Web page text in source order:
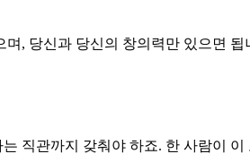
, 당신과 당신의 창의력만 있으면 됩
직관까지 갖춰야 하죠. 한 사람이 이